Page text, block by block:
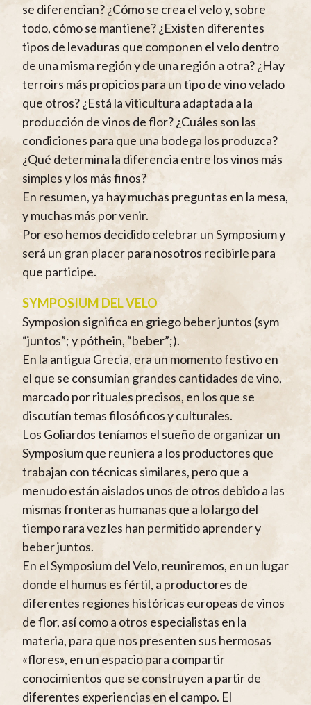
se diferencian? ¿Cómo se crea el velo y, sobre
todo, cómo se mantiene? ¿Existen diferentes
tipos de levaduras que componen el velo dentro
de una misma región y de una región a otra? ¿Hay
terroirs más propicios para un tipo de vino velado
que otros? ¿Está la viticultura adaptada a la
producción de vinos de flor? ¿Cuáles son las
condiciones para que una bodega los produzca?
¿Qué determina la diferencia entre los vinos más
simples y los más finos?
En resumen, ya hay muchas preguntas en la mesa,
y muchas más por venir.
Por eso hemos decidido celebrar un Symposium y
será un gran placer para nosotros recibirle para
que participe.
SYMPOSIUM DEL VELO
Symposion significa en griego beber juntos (sym
“juntos”; y póthein, “beber”;).
En la antigua Grecia, era un momento festivo en
el que se consumían grandes cantidades de vino,
marcado por rituales precisos, en los que se
discutían temas filosóficos y culturales.
Los Goliardos teníamos el sueño de organizar un
Symposium que reuniera a los productores que
trabajan con técnicas similares, pero que a
menudo están aislados unos de otros debido a las
mismas fronteras humanas que a lo largo del
tiempo rara vez les han permitido aprender y
beber juntos.
En el Symposium del Velo, reuniremos, en un lugar
donde el humus es fértil, a productores de
diferentes regiones históricas europeas de vinos
de flor, así como a otros especialistas en la
materia, para que nos presenten sus hermosas
«flores», en un espacio para compartir
conocimientos que se construyen a partir de
diferentes experiencias en el campo. El